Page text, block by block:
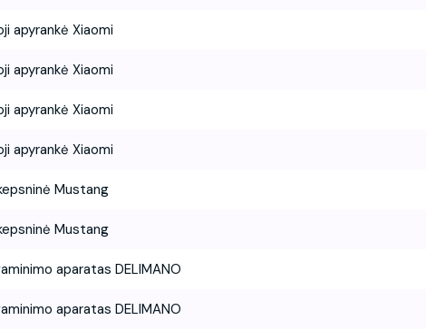
apyrankė Xiaomi
apyrankė Xiaomi
apyrankė Xiaomi
apyrankė Xiaomi
Mustang
Mustang
aparatas DELIMANO
aparatas DELIMANO